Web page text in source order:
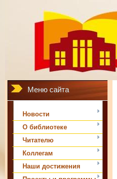
Меню сайта
Новости
О библиотеке
Читателю
Коллегам
Наши достижения